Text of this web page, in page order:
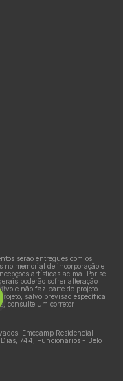
serão entregues com os
no memorial de incorporação e
artísticas acima. Por se
poderão sofrer alteração
e não faz parte do projeto.
salvo previsão específica
consulte um corretor
Emccamp Residencial
744, Funcionários - Belo